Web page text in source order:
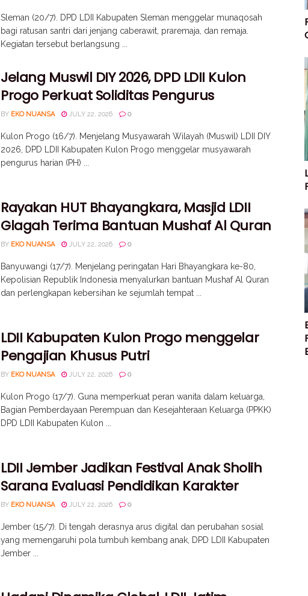
Sleman (20/7). DPD LDII Kabupaten Sleman menggelar munaqosah
bagi ratusan santri dari jenjang caberawit, praremaja, dan remaja.
Kegiatan tersebut berlangsung ...
Jelang Muswil DIY 2026, DPD LDII Kulon
Progo Perkuat Soliditas Pengurus
BY EKO NUANSA JULY 22, 2026 0
Kulon Progo (16/7). Menjelang Musyawarah Wilayah (Muswil) LDII DIY
2026, DPD LDII Kabupaten Kulon Progo menggelar musyawarah
pengurus harian (PH) ...
Rayakan HUT Bhayangkara, Masjid LDII
Glagah Terima Bantuan Mushaf Al Quran
BY EKO NUANSA JULY 22, 2026 0
Banyuwangi (17/7). Menjelang peringatan Hari Bhayangkara ke-80,
Kepolisian Republik Indonesia menyalurkan bantuan Mushaf Al Quran
dan perlengkapan kebersihan ke sejumlah tempat ...
LDII Kabupaten Kulon Progo menggelar
Pengajian Khusus Putri
BY EKO NUANSA JULY 22, 2026 0
Kulon Progo (17/7). Guna memperkuat peran wanita dalam keluarga,
Bagian Pemberdayaan Perempuan dan Kesejahteraan Keluarga (PPKK)
DPD LDII Kabupaten Kulon ...
LDII Jember Jadikan Festival Anak Sholih
Sarana Evaluasi Pendidikan Karakter
BY EKO NUANSA JULY 22, 2026 0
Jember (15/7). Di tengah derasnya arus digital dan perubahan sosial
yang memengaruhi pola tumbuh kembang anak, DPD LDII Kabupaten
Jember ...